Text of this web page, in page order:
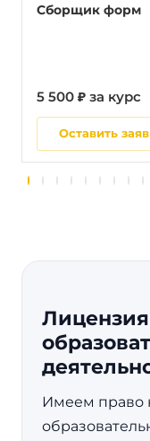
Сборщик форм
5 500 ₽ за курс
Оставить
Имеем право